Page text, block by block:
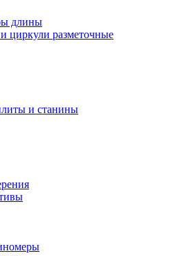
длины
циркули разметочные
и станины